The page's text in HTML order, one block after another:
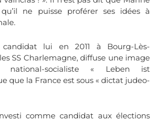
ne puisse proférer ses idées à
candidat lui en 2011 à Bourg-Lès-
SS Charlemagne, diffuse une image
national-socialiste « Leben ist
que la France est sous « dictat judeo-
comme candidat aux élections